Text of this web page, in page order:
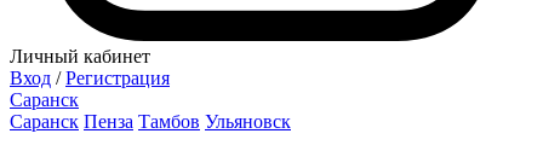
Личный кабинет
Вход / Регистрация
Саранск
Саранск Пенза Тамбов Ульяновск